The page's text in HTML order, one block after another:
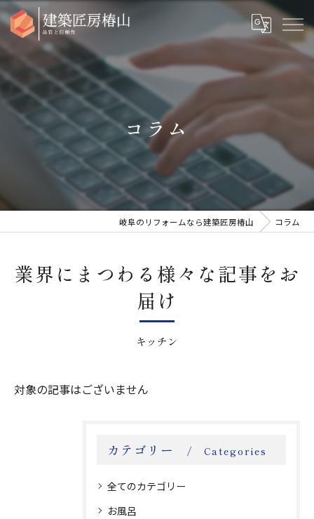
コラム
岐阜のリフォームなら建築匠房椿山 コラム
業界にまつわる様々な記事をお
届け
キッチン
対象の記事はございません
カテゴリー Categories
全てのカテゴリー
お風呂